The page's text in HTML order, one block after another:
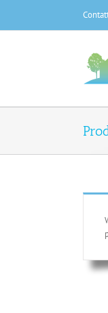
contenuto